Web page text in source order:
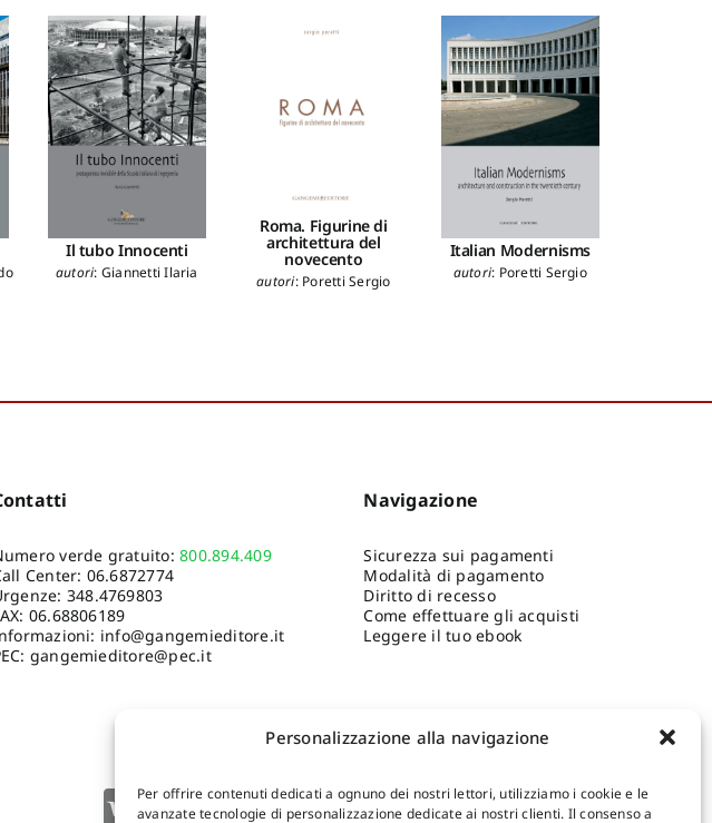
Personalizzazione alla navigazione
Per offrire contenuti dedicati a ognuno dei nostri lettori, utilizziamo i cookie e le
avanzate tecnologie di personalizzazione dedicate ai nostri clienti. Il consenso a
Il tubo Innocenti
autori: Giannetti Ilaria
Roma. Figurine di
architettura del
novecento
autori: Poretti Sergio
Italian Modernisms
autori: Poretti Sergio
verde gratuito:800.894.409
Center: 06.6872774
348.4769803
06.68806189
info@gangemieditore.it
gangemieditore@pec.it
Navigazione
Sicurezza sui pagamenti
Modalità di pagamento
Diritto di recesso
Come effettuare gli acquisti
Leggere il tuo ebook